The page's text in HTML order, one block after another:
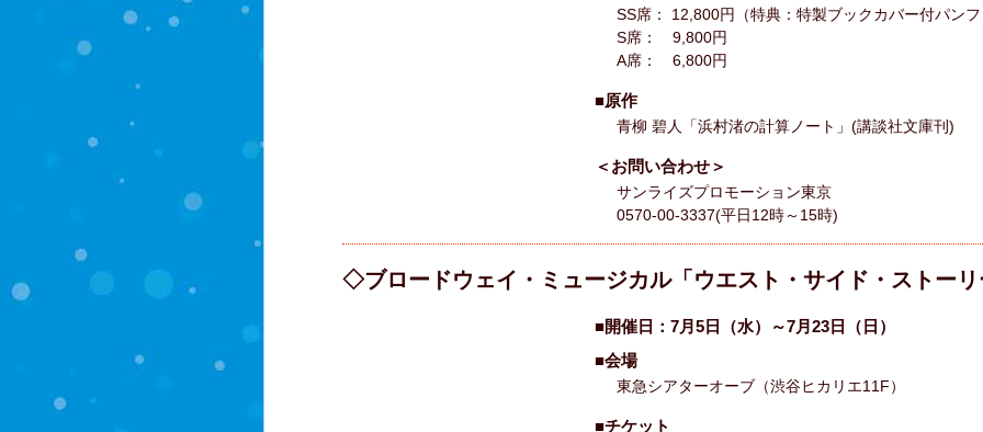
SS席： 12,800円（特典：特製ブックカバー付パン
S席： 9,800円
A席： 6,800円
■原作
青柳 碧人「浜村渚の計算ノート」(講談社文庫刊)
＜お問い合わせ＞
サンライズプロモーション東京
0570-00-3337(平日12時～15時)
◇ブロードウェイ・ミュージカル「ウエスト・サイド・ストーリ
■開催日：7月5日（水）～7月23日（日）
■会場
東急シアターオーブ（渋谷ヒカリエ11F）
■チケット